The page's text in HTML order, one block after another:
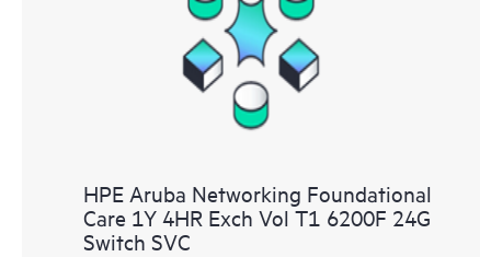
HPE Aruba Networking Foundational
Care 1Y 4HR Exch Vol T1 6200F 24G
Switch SVC